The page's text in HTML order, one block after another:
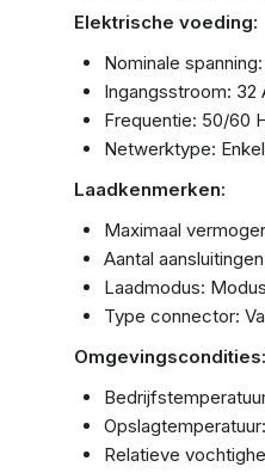
Elektrische voeding:
Nominale
Ingangsstroom: 32
Frequentie: 50/60
Netwerktype:
Laadkenmerken:
Maximaal
Aantal
Laadmodus:
Type connector:
Omgevingscondities:
Relatieve